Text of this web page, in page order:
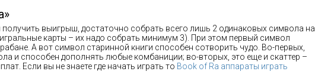
выигрыш, достаточно собрать всего лишь 2 одинаковых символа на
карты – их надо собрать минимум 3). При этом первый символ
А вот символ старинной книги способен сотворить чудо. Во-первых,
и способен дополнять любые комбаниции; во-вторых, это еще и скаттер –
Если вы не знаете где начать играть то Book of Ra аппараты играть